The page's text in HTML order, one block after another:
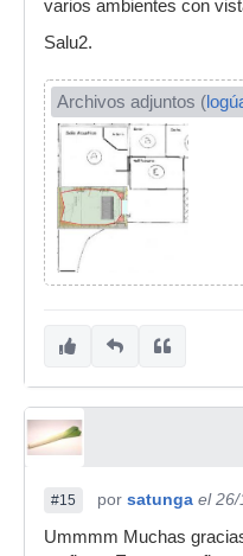
varios ambientes con
Salu2.
Archivos adjuntos (
#15 por satunga el
Ummmm Muchas